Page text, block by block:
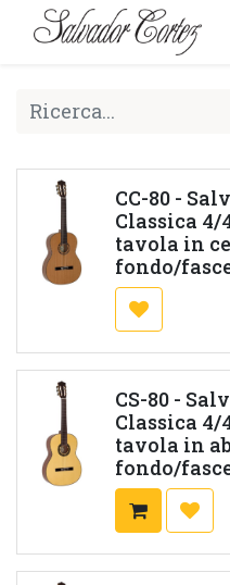
CC-80 -
Classica
tavola in
fondo/
CS-80 -
Classica
tavola in
fondo/